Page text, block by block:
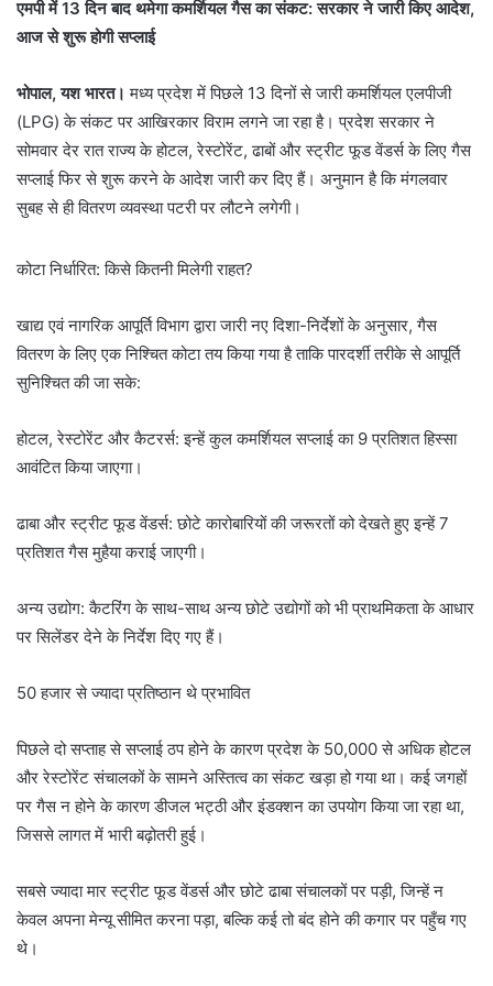
एमपी में 13 दिन बाद थमेगा कमर्शियल गैस का संकट: सरकार ने जारी किए आदेश,
आज से शुरू होगी सप्लाई
भोपाल, यश भारत। मध्य प्रदेश में पिछले 13 दिनों से जारी कमर्शियल एलपीजी
(LPG) के संकट पर आखिरकार विराम लगने जा रहा है। प्रदेश सरकार ने
सोमवार देर रात राज्य के होटल, रेस्टोरेंट, ढाबों और स्ट्रीट फूड वेंडर्स के लिए गैस
सप्लाई फिर से शुरू करने के आदेश जारी कर दिए हैं। अनुमान है कि मंगलवार
सुबह से ही वितरण व्यवस्था पटरी पर लौटने लगेगी।
कोटा निर्धारित: किसे कितनी मिलेगी राहत?
खाद्य एवं नागरिक आपूर्ति विभाग द्वारा जारी नए दिशा-निर्देशों के अनुसार, गैस
वितरण के लिए एक निश्चित कोटा तय किया गया है ताकि पारदर्शी तरीके से आपूर्ति
सुनिश्चित की जा सके:
होटल, रेस्टोरेंट और कैटरर्स: इन्हें कुल कमर्शियल सप्लाई का 9 प्रतिशत हिस्सा
आवंटित किया जाएगा।
ढाबा और स्ट्रीट फूड वेंडर्स: छोटे कारोबारियों की जरूरतों को देखते हुए इन्हें 7
प्रतिशत गैस मुहैया कराई जाएगी।
अन्य उद्योग: कैटरिंग के साथ-साथ अन्य छोटे उद्योगों को भी प्राथमिकता के आधार
पर सिलेंडर देने के निर्देश दिए गए हैं।
50 हजार से ज्यादा प्रतिष्ठान थे प्रभावित
पिछले दो सप्ताह से सप्लाई ठप होने के कारण प्रदेश के 50,000 से अधिक होटल
और रेस्टोरेंट संचालकों के सामने अस्तित्व का संकट खड़ा हो गया था। कई जगहों
पर गैस न होने के कारण डीजल भट्ठी और इंडक्शन का उपयोग किया जा रहा था,
जिससे लागत में भारी बढ़ोतरी हुई।
सबसे ज्यादा मार स्ट्रीट फूड वेंडर्स और छोटे ढाबा संचालकों पर पड़ी, जिन्हें न
केवल अपना मेन्यू सीमित करना पड़ा, बल्कि कई तो बंद होने की कगार पर पहुँच गए
थे।